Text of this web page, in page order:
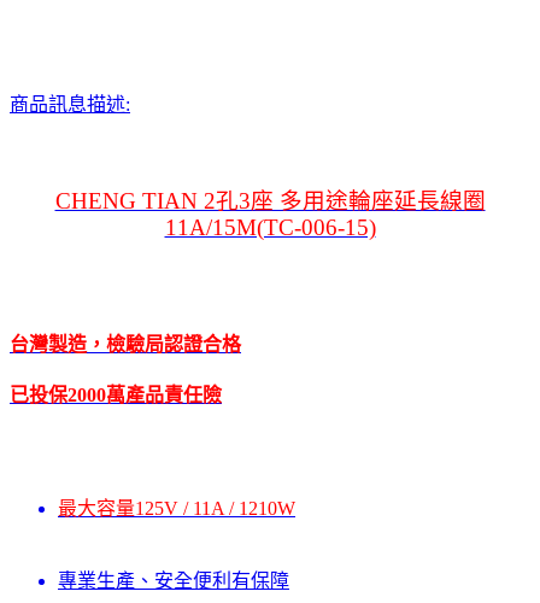
商品訊息描述:
CHENG TIAN 2孔3座 多用途輪座延長線圈
11A/15M(TC-006-15)
台灣製造，檢驗局認證合格
已投保2000萬產品責任險
最大容量125V / 11A / 1210W
專業生產、安全便利有保障